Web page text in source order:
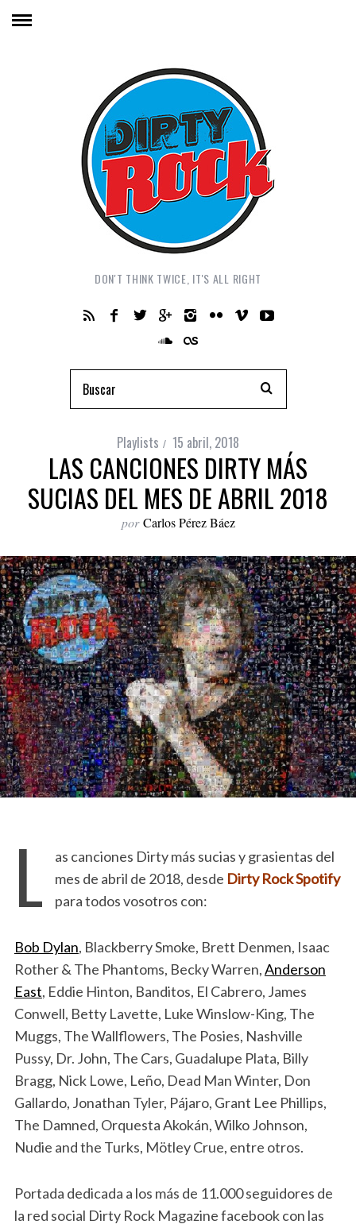
DON'T THINK TWICE, IT'S ALL RIGHT
Playlists 15 abril, 2018
LAS CANCIONES DIRTY MÁS
SUCIAS DEL MES DE ABRIL 2018
por Carlos Pérez Báez
L
as canciones Dirty más sucias y grasientas del
mes de abril de 2018, desde Dirty Rock Spotify
para todos vosotros con:
Bob Dylan, Blackberry Smoke, Brett Denmen, Isaac
Rother & The Phantoms, Becky Warren,Anderson
East, Eddie Hinton, Banditos, El Cabrero, James
Conwell, Betty Lavette, Luke Winslow-King, The
Muggs, The Wallflowers, The Posies, Nashville
Pussy, Dr. John, The Cars, Guadalupe Plata, Billy
Bragg, Nick Lowe, Leño, Dead Man Winter, Don
Gallardo, Jonathan Tyler, Pájaro, Grant Lee Phillips,
The Damned, Orquesta Akokán, Wilko Johnson,
Nudie and the Turks, Mötley Crue, entre otros.
Portada dedicada a los más de 11.000 seguidores de
la red social Dirty Rock Magazine facebook con las